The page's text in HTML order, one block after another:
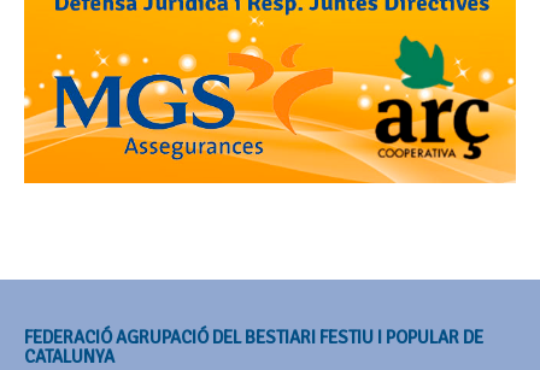
FEDERACIÓ AGRUPACIÓ DEL BESTIARI FESTIU I POPULAR DE
CATALUNYA